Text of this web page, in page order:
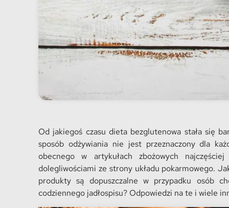
Od jakiegoś czasu dieta bezglutenowa stała się
sposób odżywiania nie jest przeznaczony dla
obecnego w artykułach zbożowych
dolegliwościami ze strony układu pokarmowego.
produkty są dopuszczalne w przypadku osób
codziennego jadłospisu? Odpowiedzi na te i wiele